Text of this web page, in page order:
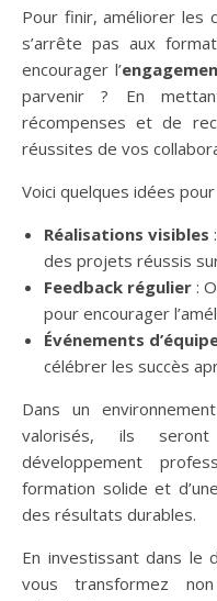
Pour finir, améliorer les
s’arrête pas aux
encourager l’
parvenir ? En
récompenses et de
réussites de vos
Voici quelques idées
Réalisations visibles
des projets réussis
Feedback régulier :
pour encourager
Événements
célébrer les succès
Dans un
valorisés, ils
développement
formation solide et
des résultats durables.
En investissant dans le
vous transformez